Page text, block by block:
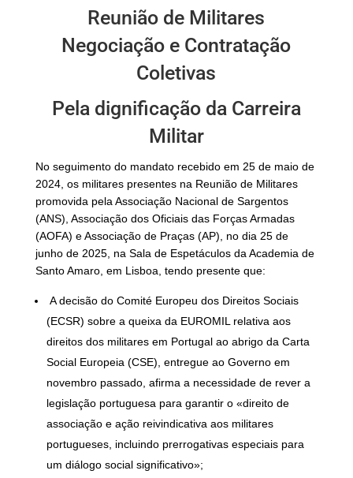
Reunião de Militares
Negociação e Contratação
Coletivas
Pela dignificação da Carreira
Militar
No seguimento do mandato recebido em 25 de maio de
2024, os militares presentes na Reunião de Militares
promovida pela Associação Nacional de Sargentos
(ANS), Associação dos Oficiais das Forças Armadas
(AOFA) e Associação de Praças (AP), no dia 25 de
junho de 2025, na Sala de Espetáculos da Academia de
Santo Amaro, em Lisboa, tendo presente que:
A decisão do Comité Europeu dos Direitos Sociais
(ECSR) sobre a queixa da EUROMIL relativa aos
direitos dos militares em Portugal ao abrigo da Carta
Social Europeia (CSE), entregue ao Governo em
novembro passado, afirma a necessidade de rever a
legislação portuguesa para garantir o «direito de
associação e ação reivindicativa aos militares
portugueses, incluindo prerrogativas especiais para
um diálogo social significativo»;